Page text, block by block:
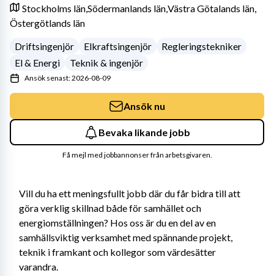
Vill du ha ett meningsfullt jobb där du får bidra till att
göra verklig skillnad både för samhället och
energiomställningen? Hos oss är du en del av en
samhällsviktig verksamhet med spännande projekt,
teknik i framkant och kollegor som värdesätter
varandra.
Stockholms län,Södermanlands län,Västra Götalands län,
Östergötlands län
Driftsingenjör
Elkraftsingenjör
Regleringstekniker
El & Energi
Teknik & ingenjör
Ansök senast: 2026-08-09
Ansök nu
Bevaka likande jobb
Få mejl med jobbannonser från arbetsgivaren.